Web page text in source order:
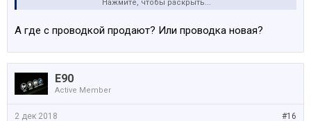
Baltics Package 3
Увеличенный топливный бак
S1CAA
Выбор а/м, имеющих отношение к COP
S1CBA
Объем CO2
S223A
Нажмите, чтобы раскрыть...
А где с проводкой продают? Или проводка новая?
E90
Active Member
#16
2 дек 2018